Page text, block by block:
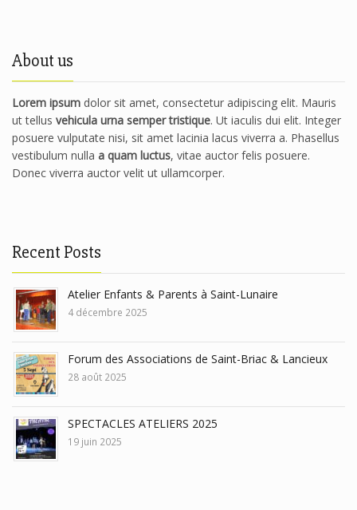
About us
Lorem ipsum dolor sit amet, consectetur adipiscing elit. Mauris
ut tellus vehicula urna semper tristique. Ut iaculis dui elit. Integer
posuere vulputate nisi, sit amet lacinia lacus viverra a. Phasellus
vestibulum nulla a quam luctus, vitae auctor felis posuere.
Donec viverra auctor velit ut ullamcorper.
Recent Posts
Atelier Enfants & Parents à Saint-Lunaire
4 décembre 2025
Forum des Associations de Saint-Briac & Lancieux
28 août 2025
SPECTACLES ATELIERS 2025
19 juin 2025